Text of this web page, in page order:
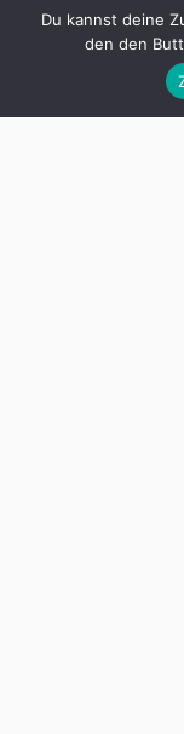
Du kannst deine
den den